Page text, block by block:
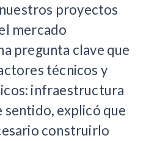
proyectos
mercado
pregunta clave que
técnicos y
infraestructura
sentido, explicó que
construirlo